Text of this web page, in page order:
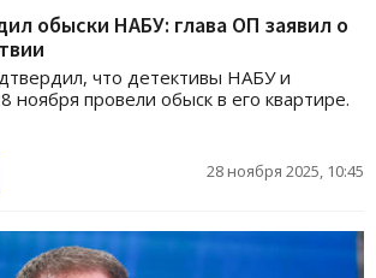
обыски НАБУ: глава ОП заявил о
что детективы НАБУ и
ноября провели обыск в его квартире.
28 ноября 2025, 10:45